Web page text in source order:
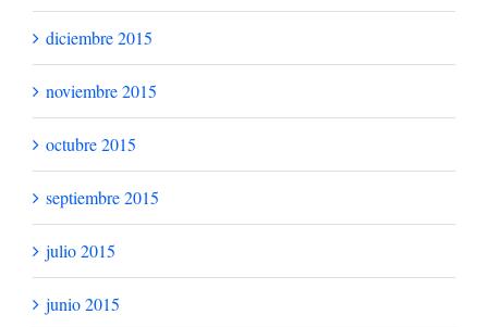
diciembre 2015
noviembre 2015
octubre 2015
septiembre 2015
julio 2015
junio 2015